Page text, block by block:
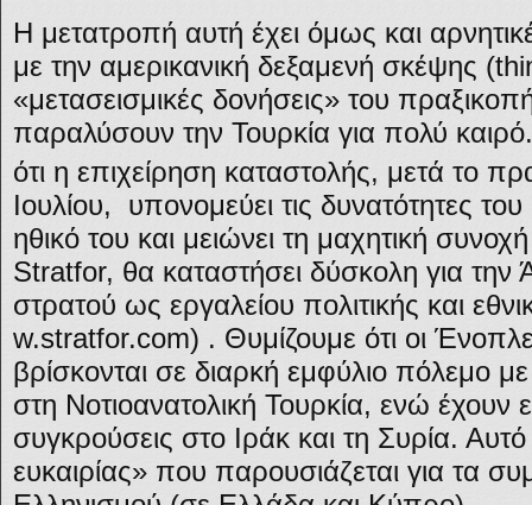
Η μετατροπή αυτή έχει όμως και
με την αμερικανική δεξαμενή σκέψης
«μετασεισμικές δονήσεις» του
παραλύσουν την Τουρκία για πολύ
ότι η επιχείρηση καταστολής, μετά το
Ιουλίου, υπονομεύει τις δυνατότητες
ηθικό του και μειώνει τη μαχητική
Stratfor, θα καταστήσει δύσκολη για την
στρατού ως εργαλείου πολιτικής και
w.stratfor.com) . Θυμίζουμε ότι οι
βρίσκονται σε διαρκή εμφύλιο πόλεμο
στη Νοτιοανατολική Τουρκία, ενώ έχουν
συγκρούσεις στο Ιράκ και τη Συρία.
ευκαιρίας» που παρουσιάζεται για τα